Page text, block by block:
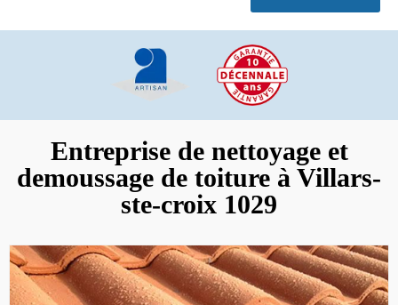
Entreprise de nettoyage et
demoussage de toiture à Villars-
ste-croix 1029